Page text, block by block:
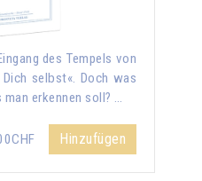
des Tempels von
selbst«. Doch was
erkennen soll? …
Hinzufügen